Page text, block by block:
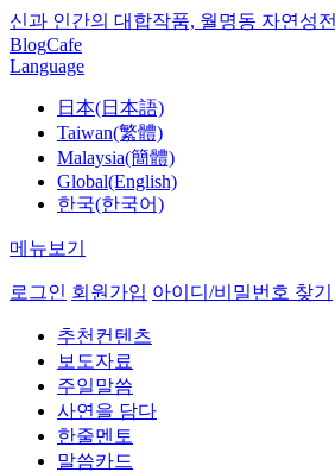
신과 인간의 대합작품, 월명동 자연성전
BlogCafe
Language
日本(日本語)
Taiwan(繁體)
Malaysia(簡體)
Global(English)
한국(한국어)
메뉴보기
로그인 회원가입 아이디/비밀번호 찾기
추천컨텐츠
보도자료
주일말씀
사연을 담다
한줄멘토
말씀카드